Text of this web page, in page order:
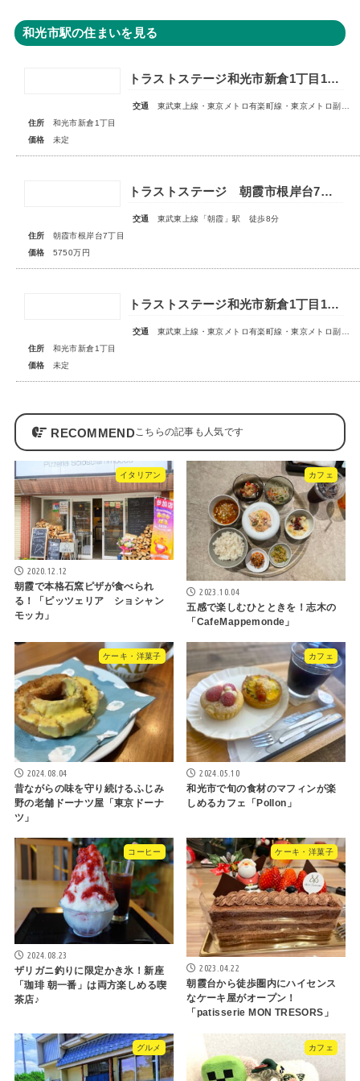
和光市駅の住まいを見る
トラストステージ和光市新倉1丁目16期 全11区画◇販売予告◇
交通
東武東上線・東京メトロ有楽町線・東京メトロ副都心線「和光市」駅 徒歩14～15分
住所
和光市新倉1丁目
価格
未定
トラストステージ 朝霞市根岸台7丁目44期 限定1区画
交通
東武東上線「朝霞」駅 徒歩8分
住所
朝霞市根岸台7丁目
価格
5750万円
トラストステージ和光市新倉1丁目16期 全11区画◇販売予告◇
交通
東武東上線・東京メトロ有楽町線・東京メトロ副都心線「和光市」駅 徒歩14～15分
住所
和光市新倉1丁目
価格
未定
RECOMMEND
イタリアン
2020.12.12
朝霞で本格石窯ピザが食べられ
る！「ピッツェリア ショシャン
モッカ」
カフェ
2023.10.04
五感で楽しむひとときを！志木の
「CafeMappemonde」
ケーキ・洋菓子
2024.08.04
昔ながらの味を守り続けるふじみ
野の老舗ドーナツ屋「東京ドーナ
ツ」
カフェ
2024.05.10
和光市で旬の食材のマフィンが楽
しめるカフェ「Pollon」
コーヒー
2024.08.23
ザリガニ釣りに限定かき氷！新座
「珈琲 朝一番」は両方楽しめる喫
茶店♪
ケーキ・洋菓子
2023.04.22
朝霞台から徒歩圏内にハイセンス
なケーキ屋がオープン！
「patisserie MON TRESORS」
グルメ カフェ